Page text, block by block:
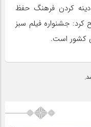
کردن فرهنگ حفظ
جشنواره فیلم سبز
کشور است.